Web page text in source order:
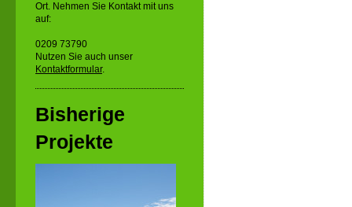
Ort. Nehmen Sie Kontakt mit uns
auf:
0209 73790
Nutzen Sie auch unser
Kontaktformular.
Bisherige
Projekte